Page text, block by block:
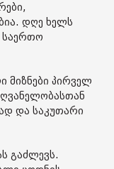
დღე ხელს
საერთო
მიზნები პირველ
და საკუთარი
გაძლევს.